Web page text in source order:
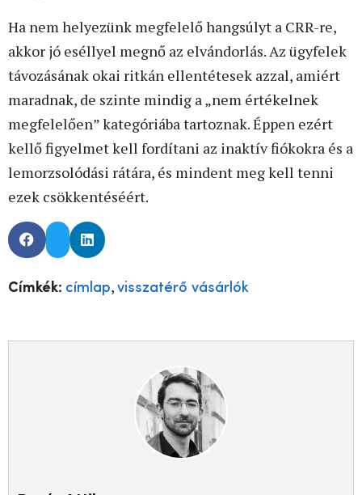
Ha nem helyezünk megfelelő hangsúlyt a CRR-re,
akkor jó eséllyel megnő az elvándorlás. Az ügyfelek
távozásának okai ritkán ellentétesek azzal, amiért
maradnak, de szinte mindig a „nem értékelnek
megfelelően” kategóriába tartoznak. Éppen ezért
kellő figyelmet kell fordítani az inaktív fiókokra és a
lemorzsolódási rátára, és mindent meg kell tenni
ezek csökkentéséért.
Címkék: címlap, visszatérő vásárlók